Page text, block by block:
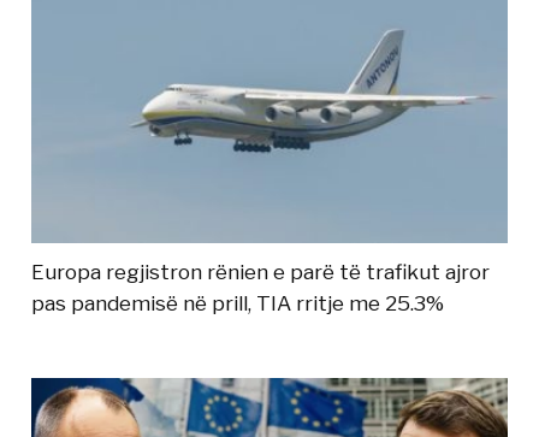
Europa regjistron rënien e parë të trafikut ajror
pas pandemisë në prill, TIA rritje me 25.3%